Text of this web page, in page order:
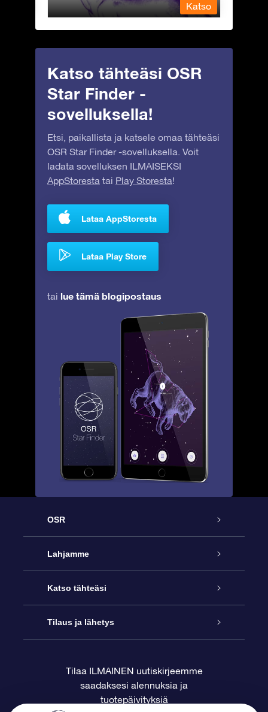
Katso
Katso tähteäsi OSR
Star Finder -
sovelluksella!
Etsi, paikallista ja katsele omaa tähteäsi
OSR Star Finder -sovelluksella. Voit
ladata sovelluksen ILMAISEKSI
AppStoresta tai Play Storesta!
Lataa AppStoresta
Lataa Play Store
tai lue tämä blogipostaus
OSR
Palvelu
Ota meihin yhteyttä
Blogi
Arvostelut
Lahjamme
Online Star -lahja
OSR-lahjapakkaus
OSR-lahjakortti
Katso tähteäsi
Star Register
Henkilökohtainen Tähtisivu
Tilaus ja lähetys
Maksutiedot
Tilaa ILMAINEN uutiskirjeemme
saadaksesi alennuksia ja
tuotepäivityksiä